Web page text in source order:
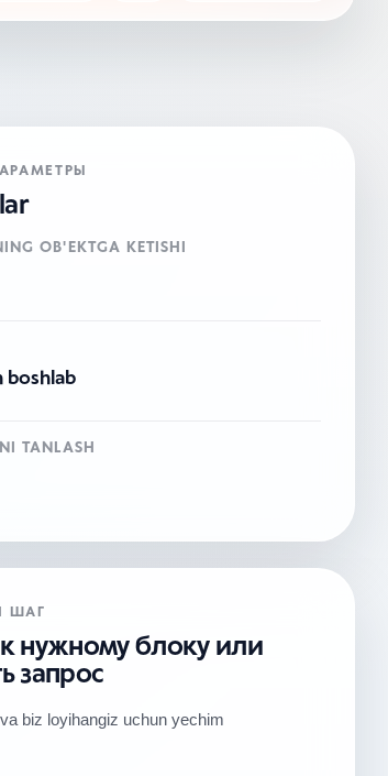
OB'EKTGA KETISHI
boshlab
TANLASH
ШАГ
нужному блоку или
запрос
biz loyihangiz uchun yechim